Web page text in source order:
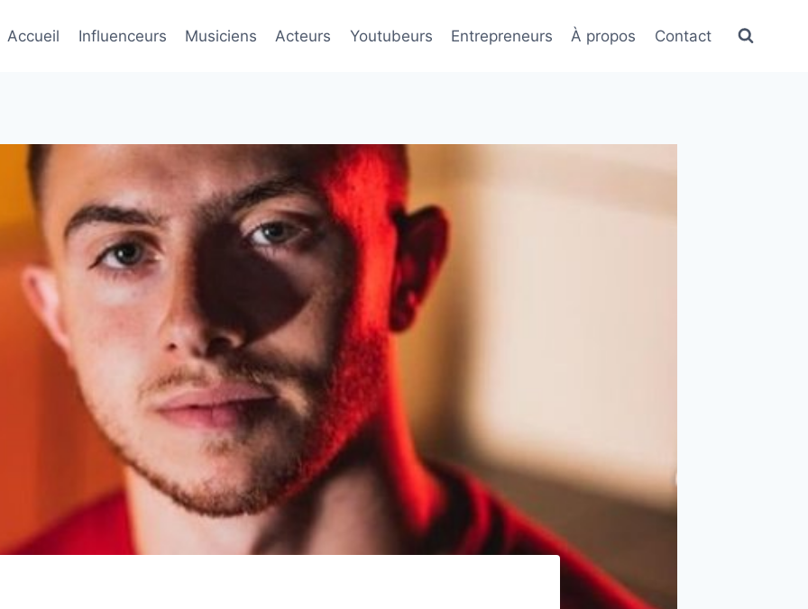
Accueil Influenceurs Musiciens Acteurs Youtubeurs Entrepreneurs À propos Contact